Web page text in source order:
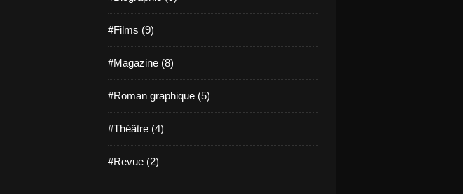
#Films (9)
#Magazine (8)
#Roman graphique (5)
#Théâtre (4)
#Revue (2)